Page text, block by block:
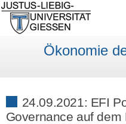
Ökonomie
24.09.2021: EFI
Governance auf dem